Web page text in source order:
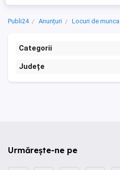
Publi24 Anunțuri Locuri de munca
Categorii
Județe
Urmărește-ne pe